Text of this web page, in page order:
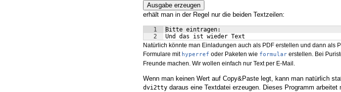
Ausgabe erzeugen
erhält man in der Regel nur die beiden Textzeilen:
1
2
Bitte eintragen:
Und das ist wieder Text
Natürlich könnte man Einladungen auch als PDF erstellen und dann als
Formulare mit hyperref oder Paketen wie formular erstellen. Bei
Freunde machen. Wir wollen einfach nur Text per E-Mail.
Wenn man keinen Wert auf Copy&Paste legt, kann man natürlich
dvi2tty daraus eine Textdatei erzeugen. Dieses Programm